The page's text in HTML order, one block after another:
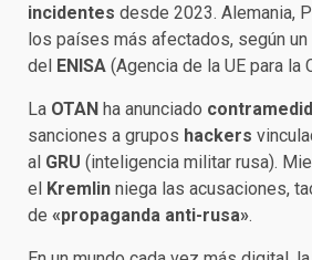
incidentes desde 2023. Alemania,
los países más afectados, según
del ENISA (Agencia de la UE para la
La OTAN ha anunciado
sanciones a grupos hackers
al GRU (inteligencia militar rusa).
el Kremlin niega las acusaciones,
de «propaganda anti-rusa».